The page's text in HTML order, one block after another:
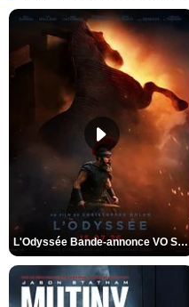
L'Odyssée Bande-annonce VO STFR